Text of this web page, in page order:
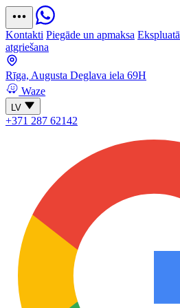
Kontakti Piegāde un apmaksa
atgriešana
Rīga, Augusta Deglava iela 69H
Waze
LV
+371 287 62142